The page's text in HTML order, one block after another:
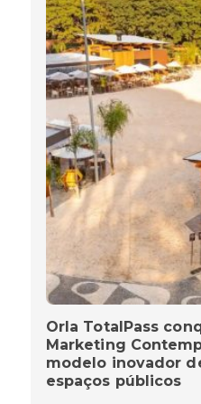
Orla TotalPass
Marketing
modelo inovador
espaços públicos